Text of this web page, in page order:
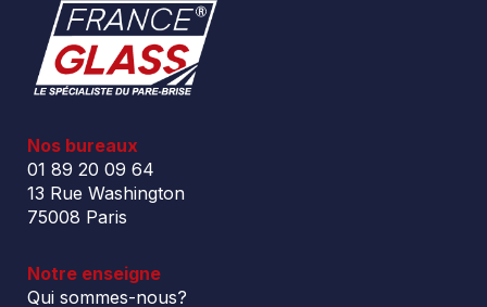
Nos bureaux
01 89 20 09 64
13 Rue Washington
75008 Paris
Notre enseigne
Qui sommes-nous?